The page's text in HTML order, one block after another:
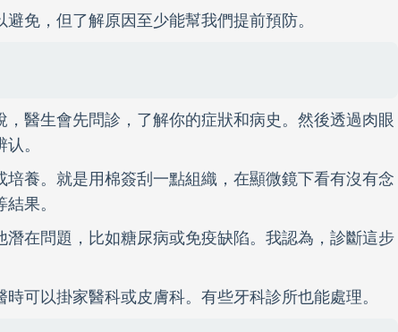
免，但了解原因至少能幫我們提前預防。
醫生會先問診，了解你的症狀和病史。然後透過肉眼
。
養。就是用棉簽刮一點組織，在顯微鏡下看有沒有念
果。
在問題，比如糖尿病或免疫缺陷。我認為，診斷這步
可以掛家醫科或皮膚科。有些牙科診所也能處理。